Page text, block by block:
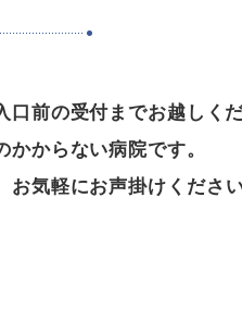
前の受付までお越しくだ
からない病院です。
気軽にお声掛けください